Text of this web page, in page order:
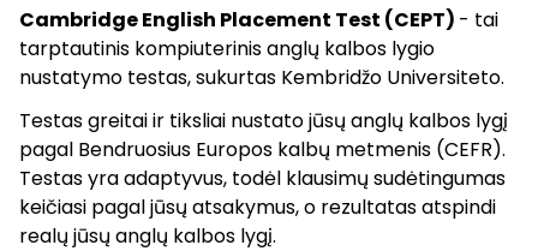
Cambridge English Placement Test (CEPT) - tai
tarptautinis kompiuterinis anglų kalbos lygio
nustatymo testas, sukurtas Kembridžo Universiteto.
Testas greitai ir tiksliai nustato jūsų anglų kalbos lygį
pagal Bendruosius Europos kalbų metmenis (CEFR).
Testas yra adaptyvus, todėl klausimų sudėtingumas
keičiasi pagal jūsų atsakymus, o rezultatas atspindi
realų jūsų anglų kalbos lygį.